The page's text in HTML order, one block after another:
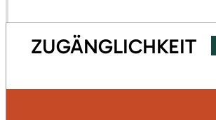
ZUGÄNGLICHKEIT